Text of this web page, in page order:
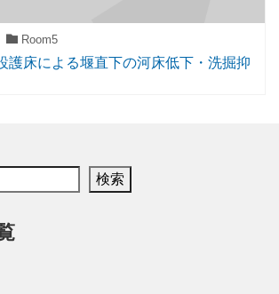
Room5
護床による堰直下の河床低下・洗掘抑
検索